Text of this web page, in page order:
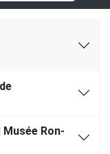
Ron-